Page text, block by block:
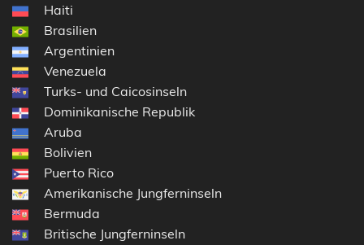
Haiti
Brasilien
Argentinien
Venezuela
Turks- und Caicosinseln
Dominikanische Republik
Aruba
Bolivien
Puerto Rico
Amerikanische Jungferninseln
Bermuda
Britische Jungferninseln